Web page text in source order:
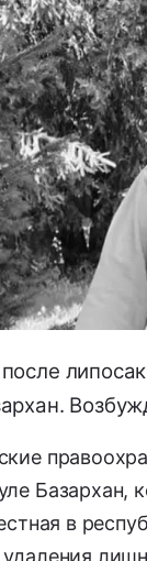
Базархан,
в